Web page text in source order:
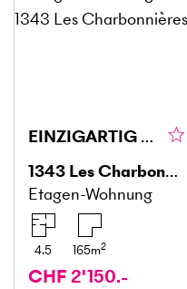
EINZIGARTIG AM SEE MIT SCHÖNER TERRASSE
1343 Les Charbonnières
Etagen-Wohnung
4.5 165m2
CHF 2'150.-